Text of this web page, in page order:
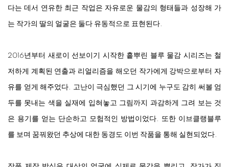
다는 데서 연유한 최근 작업은 자유로운 물감의 형태들과 성장해 가
는 작가의 딸의 얼굴은 둘다 유동적으로 표현된다.
2016년부터 새로이 선보이기 시작한 흩뿌린 블루 물감 시리즈는 철
저하게 계획된 연출과 리얼리즘을 해오던 작가에게 강박으로부터 자
유를 얻게 해주었다. 고난이 극심했던 그 시기에 누구도 감히 써볼 엄
두를 못내는 색을 실재에 입혀놓고 그림까지 과감하게 그려 보는 것
은 용기를 얻는 단순하고 모험적인 방법이었다. 또한 이브클랭블루
를 보며 꿈꿔왔던 추상에 대한 동경도 이번 작품을 통해 실현되었다.